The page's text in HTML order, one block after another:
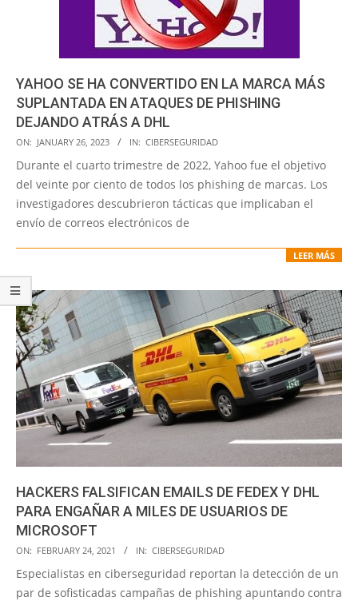
YAHOO SE HA CONVERTIDO EN LA MARCA MÁS
SUPLANTADA EN ATAQUES DE PHISHING
DEJANDO ATRÁS A DHL
2023-
01-
26
ON: JANUARY 26, 2023 IN: CIBERSEGURIDAD
Durante el cuarto trimestre de 2022, Yahoo fue el objetivo
del veinte por ciento de todos los phishing de marcas. Los
investigadores descubrieron tácticas que implicaban el
envío de correos electrónicos de
LEER MÁS
HACKERS FALSIFICAN EMAILS DE FEDEX Y DHL
PARA ENGAÑAR A MILES DE USUARIOS DE
MICROSOFT
2021-
02-
24
ON: FEBRUARY 24, 2021 IN: CIBERSEGURIDAD
Especialistas en ciberseguridad reportan la detección de un
par de sofisticadas campañas de phishing apuntando contra